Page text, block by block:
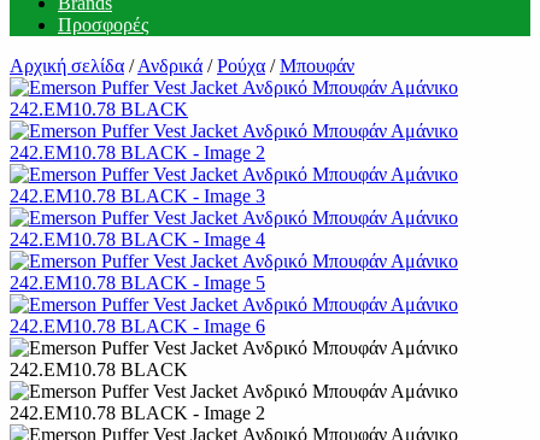
Προσφορές
Αρχική σελίδα /Ανδρικά / Ρούχα / Μπουφάν